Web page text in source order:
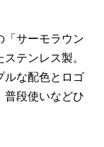
「サーモラウン
テンレス製。
ルな配色とロゴ
普段使いなどひ